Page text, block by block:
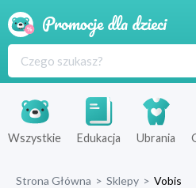
Produkty
Sklepy
Wszystkie Edukacja Ubrania
Strona Główna > Sklepy > Vobis